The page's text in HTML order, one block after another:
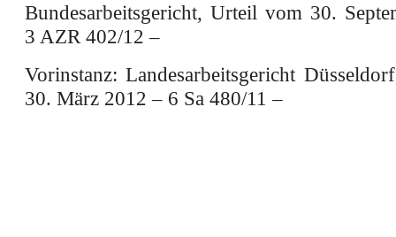
Bundesarbeitsgericht, Urteil vom 30.
3 AZR 402/12 –
Vorinstanz: Landesarbeitsgericht
30. März 2012 – 6 Sa 480/11 –